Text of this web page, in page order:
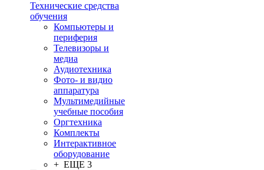
Технические средства
обучения
Компьютеры и
периферия
Телевизоры и
медиа
Аудиотехника
Фото- и видио
аппаратура
Мультимедийные
учебные пособия
Оргтехника
Комплекты
Интерактивное
оборудование
+ ЕЩЕ 3